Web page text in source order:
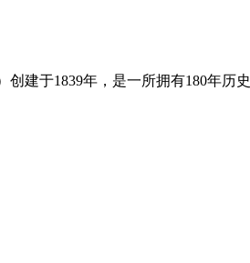
创建于1839年，是一所拥有180年历史